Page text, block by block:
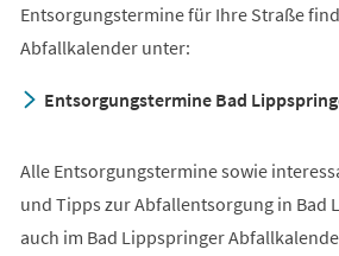
Entsorgungstermine für Ihre Straße
Abfallkalender unter:
Entsorgungstermine Bad
Alle Entsorgungstermine sowie
und Tipps zur Abfallentsorgung in Bad
auch im Bad Lippspringer